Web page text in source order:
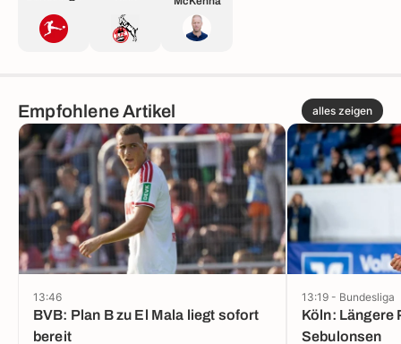
Empfohlene Artikel alles zeigen
BVB: Plan B zu El Mala liegt sofort
bereit
13:46
Köln: Längere
Sebulonsen
13:19 - Bundesliga